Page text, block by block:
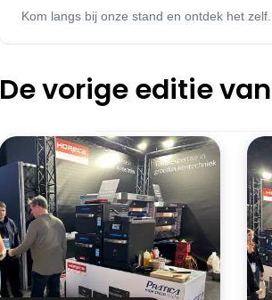
Kom langs bij onze stand en ontdek het
De vorige editie